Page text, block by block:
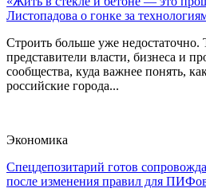
Листопадова о гонке за
Строить больше уже недостаточно.
представители власти, бизнеса и
сообщества, куда важнее понять,
российские города...
Экономика
Спецдепозитарий готов
после изменения правил для